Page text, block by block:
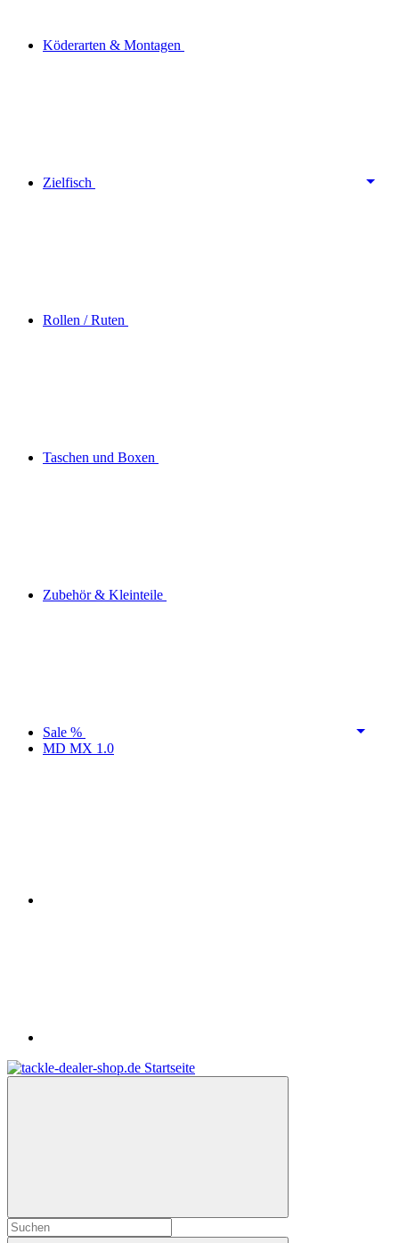
Köderarten & Montagen
Zielfisch
Rollen / Ruten
Taschen und Boxen
Zubehör & Kleinteile
Sale %
MD MX 1.0